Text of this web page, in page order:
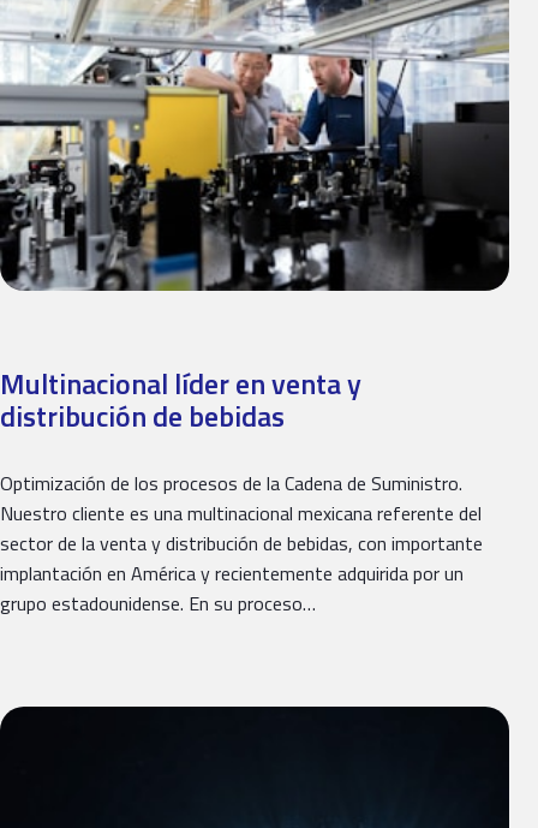
Multinacional líder en venta y
distribución de bebidas
Optimización de los procesos de la Cadena de Suministro.
Nuestro cliente es una multinacional mexicana referente del
sector de la venta y distribución de bebidas, con importante
implantación en América y recientemente adquirida por un
grupo estadounidense. En su proceso…